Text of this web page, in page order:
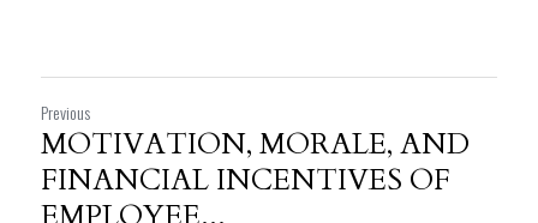
Previous
MOTIVATION, MORALE, AND
FINANCIAL INCENTIVES OF